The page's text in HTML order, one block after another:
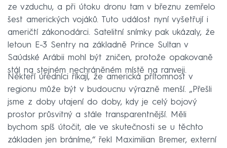
ze vzduchu, a při útoku dronu tam v březnu zemřelo
šest amerických vojáků. Tuto událost nyní vyšetřují i
američtí zákonodárci. Satelitní snímky pak ukázaly, že
letoun E-3 Sentry na základně Prince Sultan v
Saúdské Arábii mohl být zničen, protože opakovaně
stál na stejném nechráněném místě na ranveji.
Někteří úředníci říkají, že americká přítomnost v
regionu může být v budoucnu výrazně menší. „Přešli
jsme z doby utajení do doby, kdy je celý bojový
prostor průsvitný a stále transparentnější. Měli
bychom spíš útočit, ale ve skutečnosti se u těchto
základen jen bráníme,“ řekl Maximilian Bremer, externí